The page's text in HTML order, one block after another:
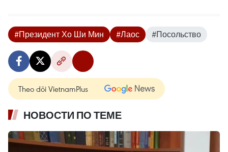
#Президент Хо Ши Мин #Лаос #Посольство
Theo dõi VietnamPlus
НОВОСТИ ПО ТЕМЕ